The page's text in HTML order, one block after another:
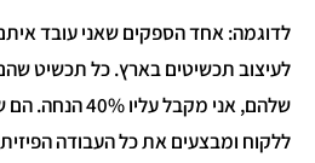
לדוגמה: אחד הספקים שאני עובד
לעיצוב תכשיטים בארץ. כל תכשיט שהם
שלהם, אני מקבל
ללקוח ומבצעים את כל העבודה